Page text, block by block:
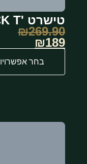
טישרט 'CRACK T'
₪269.90
₪189
בחר אפשרויות